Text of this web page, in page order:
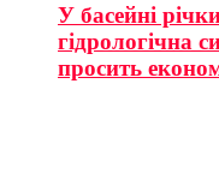
У басейні
гідрологічна
просить